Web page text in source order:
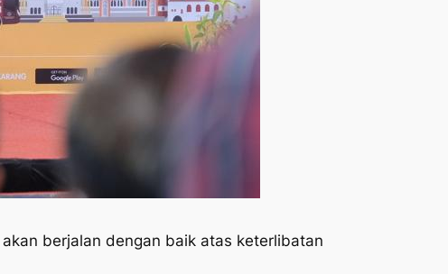
berjalan dengan baik atas keterlibatan